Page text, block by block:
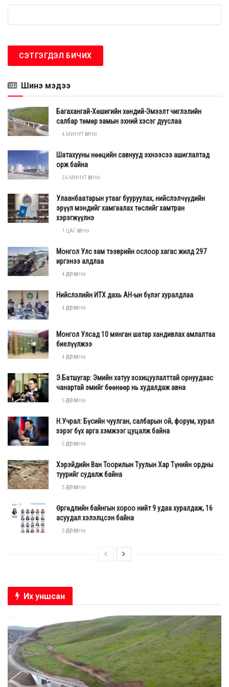
Шинэ мэдээ
Багахангай-Хөшигийн хөндий-Эмээлт чиглэлийн
салбар төмөр замын эхний хэсэг дууслаа
4 МИНУТ ӨМНӨ
Шатахууны нөөцийн савнууд эхнээсээ ашиглалтад
орж байна
56 МИНУТ ӨМНӨ
Улаанбаатарын утааг бууруулах, нийслэлчүүдийн
эрүүл мэндийг хамгаалах төслийг хамтран
хэрэгжүүлнэ
1 ЦАГ ӨМНӨ
Монгол Улс зам тээврийн ослоор хагас жилд 297
иргэнээ алдлаа
4 ӨДӨР ӨМНӨ
Нийслэлийн ИТХ дахь АН-ын бүлэг хуралдлаа
4 ӨДӨР ӨМНӨ
Монгол Улсад 10 мянган шатар хандивлах амлалтаа
биелүүлжээ
4 ӨДӨР ӨМНӨ
Э.Батшугар: Эмийн хатуу зохицуулалттай орнуудаас
чанартай эмийг бөөнөөр нь худалдаж авна
5 ӨДӨР ӨМНӨ
Н.Учрал: Бүсийн чуулган, салбарын ой, форум, хурал
зэрэг бүх арга хэмжээг цуцалж байна
5 ӨДӨР ӨМНӨ
Хэрэйдийн Ван Тоорилын Туулын Хар Түнийн ордны
туурийг судалж байна
5 ӨДӨР ӨМНӨ
Өргөдлийн байнгын хороо нийт 9 удаа хуралдаж, 16
асуудал хэлэлцсэн байна
5 ӨДӨР ӨМНӨ
Их уншсан